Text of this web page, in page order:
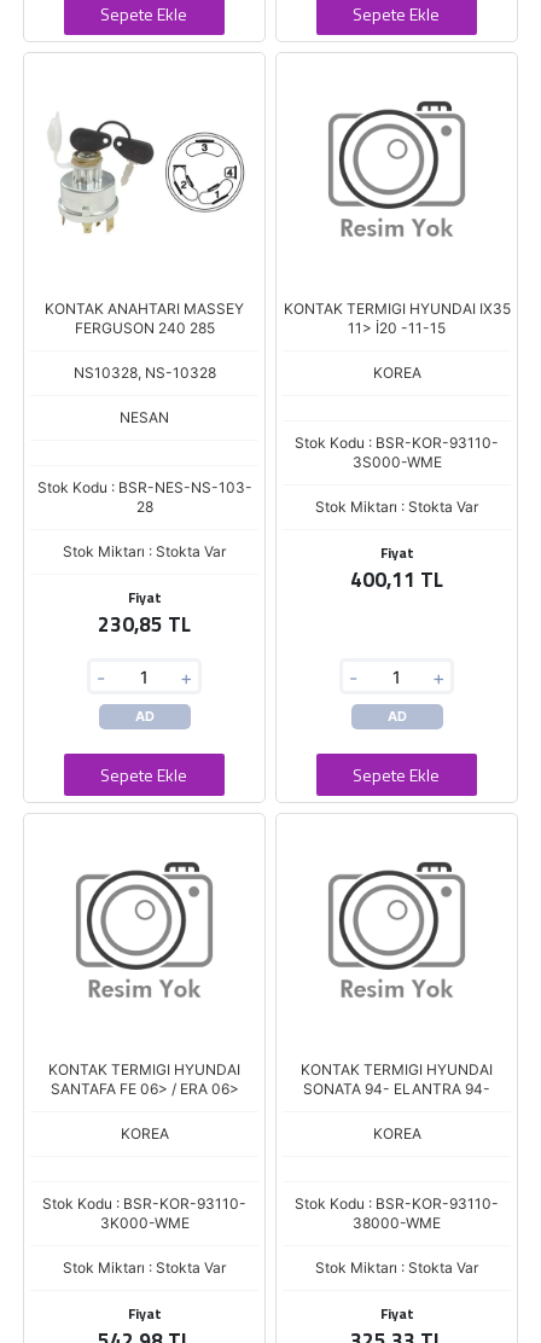
Sepete Ekle Sepete Ekle
KONTAK ANAHTARI MASSEY
FERGUSON 240 285
NS10328, NS-10328
NESAN
Stok Kodu : BSR-NES-NS-103-
28
Stok Miktarı : Stokta Var
Fiyat
230,85 TL
- +
AD
Sepete Ekle
KONTAK TERMIGI HYUNDAI IX35
11> İ20 -11-15
KOREA
Stok Kodu : BSR-KOR-93110-
3S000-WME
Stok Miktarı : Stokta Var
Fiyat
400,11 TL
- +
AD
Sepete Ekle
KONTAK TERMIGI HYUNDAI
SANTAFA FE 06> / ERA 06>
KOREA
Stok Kodu : BSR-KOR-93110-
3K000-WME
Stok Miktarı : Stokta Var
Fiyat
KONTAK TERMIGI HYUNDAI
SONATA 94- ELANTRA 94-
KOREA
Stok Kodu : BSR-KOR-93110-
38000-WME
Stok Miktarı : Stokta Var
Fiyat